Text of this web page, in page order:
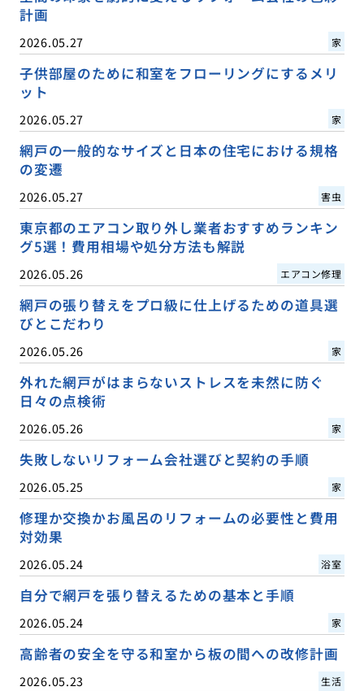
計画
2026.05.27 家
子供部屋のために和室をフローリングにするメリ
ット
2026.05.27 家
網戸の一般的なサイズと日本の住宅における規格
の変遷
2026.05.27 害虫
東京都のエアコン取り外し業者おすすめランキン
グ5選！費用相場や処分方法も解説
2026.05.26 エアコン修理
網戸の張り替えをプロ級に仕上げるための道具選
びとこだわり
2026.05.26 家
外れた網戸がはまらないストレスを未然に防ぐ
日々の点検術
2026.05.26 家
失敗しないリフォーム会社選びと契約の手順
2026.05.25 家
修理か交換かお風呂のリフォームの必要性と費用
対効果
2026.05.24 浴室
自分で網戸を張り替えるための基本と手順
2026.05.24 家
高齢者の安全を守る和室から板の間への改修計画
2026.05.23 生活